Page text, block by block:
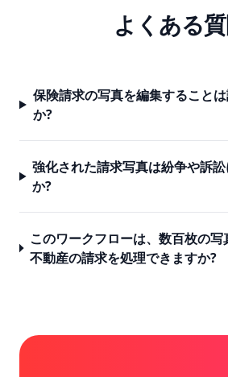
よくある
保険請求の写真を編集すること
か?
強化された請求写真は紛争や訴
か?
このワークフローは、数百枚の
不動産の請求を処理できますか?